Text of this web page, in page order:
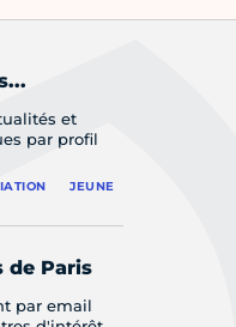
et
par profil
JEUNE
de Paris
par email